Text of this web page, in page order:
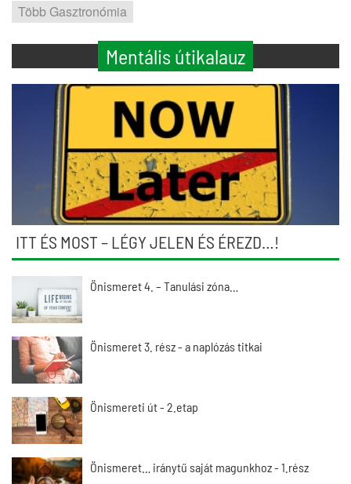
Több Gasztronómia
Mentális útikalauz
ITT ÉS MOST – LÉGY JELEN ÉS ÉREZD…!
Önismeret 4. – Tanulási zóna…
Önismeret 3. rész - a naplózás titkai
Önismereti út - 2.etap
Önismeret… iránytű saját magunkhoz - 1.rész